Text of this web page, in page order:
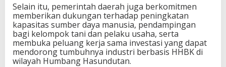
Selain itu, pemerintah daerah juga berkomitmen
memberikan dukungan terhadap peningkatan
kapasitas sumber daya manusia, pendampingan
bagi kelompok tani dan pelaku usaha, serta
membuka peluang kerja sama investasi yang dapat
mendorong tumbuhnya industri berbasis HHBK di
wilayah Humbang Hasundutan.